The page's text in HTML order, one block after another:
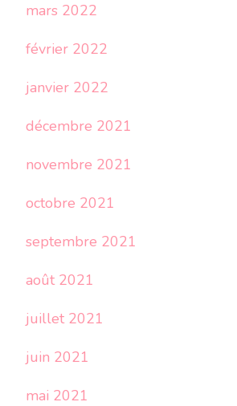
mars 2022
février 2022
janvier 2022
décembre 2021
novembre 2021
octobre 2021
septembre 2021
août 2021
juillet 2021
juin 2021
mai 2021